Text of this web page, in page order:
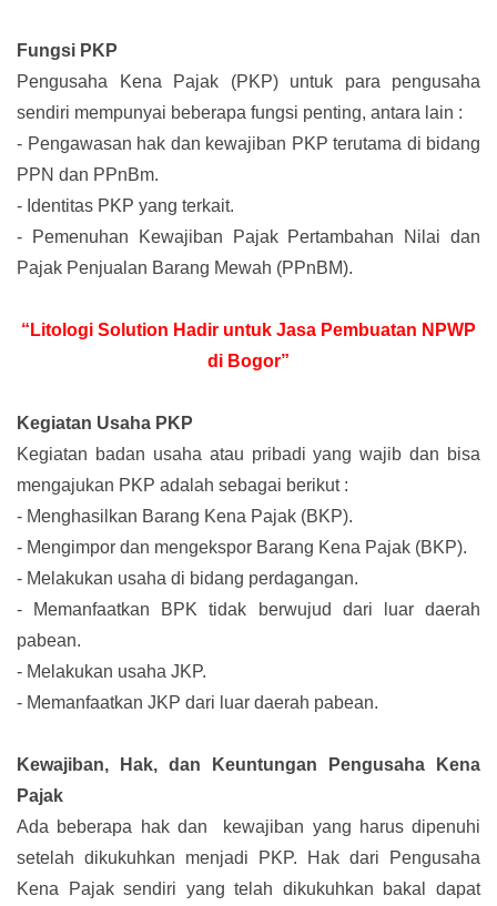
Fungsi PKP
Pengusaha Kena Pajak (PKP) untuk para pengusaha
sendiri mempunyai beberapa fungsi penting, antara lain :
- Pengawasan hak dan kewajiban PKP terutama di bidang
PPN dan PPnBm.
- Identitas PKP yang terkait.
-
Pemenuhan Kewajiban Pajak Pertambahan Nilai dan
Pajak Penjualan Barang Mewah (PPnBM).
“Litologi Solution Hadir untuk Jasa Pembuatan NPWP
di Bogor”
Kegiatan Usaha PKP
Kegiatan badan usaha atau pribadi yang wajib dan bisa
mengajukan PKP adalah sebagai berikut :
- Menghasilkan Barang Kena Pajak (BKP).
- Mengimpor dan mengekspor Barang Kena Pajak (BKP).
- Melakukan usaha di bidang perdagangan.
-
Memanfaatkan BPK tidak berwujud dari luar daerah
pabean.
- Melakukan usaha JKP.
- Memanfaatkan JKP dari luar daerah pabean.
Kewajiban, Hak, dan Keuntungan Pengusaha Kena
Pajak
Ada beberapa hak dan kewajiban yang harus dipenuhi
setelah dikukuhkan menjadi PKP. Hak dari Pengusaha
Kena Pajak sendiri yang telah dikukuhkan bakal dapat